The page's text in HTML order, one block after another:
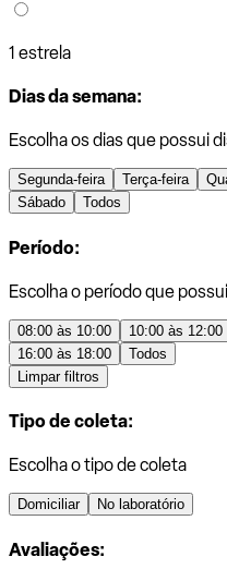
1 estrela
Dias da semana:
Escolha os dias que possui
Segunda-feira Terça-feira
Sábado
Todos
Período:
Escolha o período que
08:00 às 10:00 10:00 às 12:00
16:00 às 18:00
Todos
Limpar filtros
Tipo de coleta:
Escolha o tipo de coleta
Domiciliar No laboratório
Avaliações: